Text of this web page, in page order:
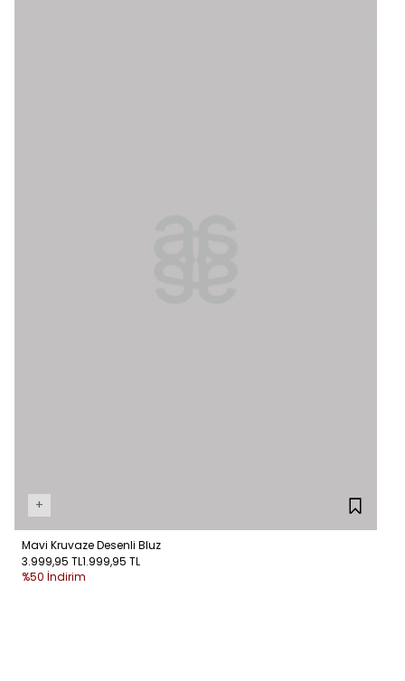
+
Mavi Kruvaze Desenli Bluz
3.999,95 TL1.999,95 TL
%50 İndirim